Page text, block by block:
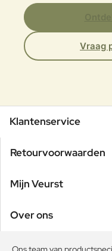
Vraag
Klantenservice
Retourvoorwaarden
Mijn Veurst
Over ons